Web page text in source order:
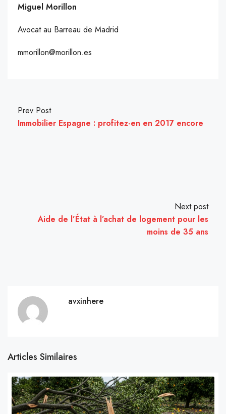
Miguel Morillon
Avocat au Barreau de Madrid
mmorillon@morillon.es
Prev Post
Immobilier Espagne : profitez-en en 2017 encore
Next post
Aide de l’État à l’achat de logement pour les
moins de 35 ans
avxinhere
Articles Similaires